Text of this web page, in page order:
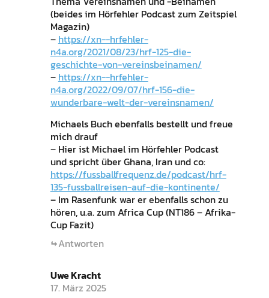
(beides im Hörfehler Podcast zum Zeitspiel
Magazin)
– https://xn--hrfehler-
n4a.org/2021/08/23/hrf-125-die-
geschichte-von-vereinsbeinamen/
– https://xn--hrfehler-
n4a.org/2022/09/07/hrf-156-die-
wunderbare-welt-der-vereinsnamen/
Michaels Buch ebenfalls bestellt und freue
mich drauf
– Hier ist Michael im Hörfehler Podcast
und spricht über Ghana, Iran und co:
https://fussballfrequenz.de/podcast/hrf-
135-fussballreisen-auf-die-kontinente/
– Im Rasenfunk war er ebenfalls schon zu
hören, u.a. zum Africa Cup (NT186 – Afrika-
Cup Fazit)
Antworten
Uwe Kracht
17. März 2025